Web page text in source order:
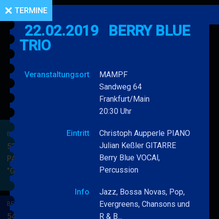
BERRY BLUE & BAND
53. JAZZ Matinee in den
PARKSIDE STUDIOS
"Gypsy Jazz"
&
BERRY BLUE & BAND
54. JAZZ Matinee in den
TERMINE
22.02.2019
BERRY BLUE
TRIO
Veranstaltungsort
MAMPF
Sandweg 64
Frankfurt/Main
20:30 Uhr
Eintritt
Christoph Aupperle PIANO
Julian Keßler GITARRE
Berry Blue VOCAl,
Percussion
Info
Jazz, Bossa Novas, Pop,
Evergreens, Chansons und
R & B...